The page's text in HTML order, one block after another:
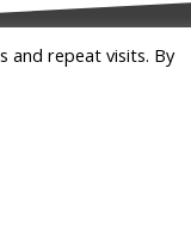
and repeat visits. By